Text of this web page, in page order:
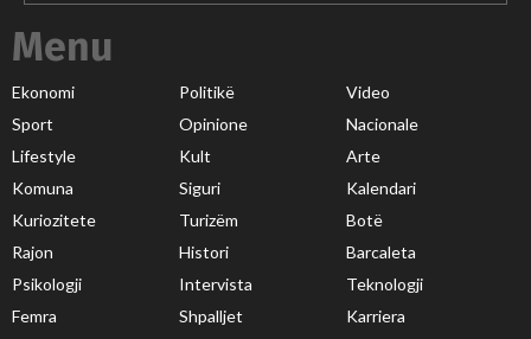
Menu
Ekonomi Politikë
Video
Sport
Opinione
Nacionale
Lifestyle
Kult
Arte
Komuna
Siguri
Kalendari
Kuriozitete
Turizëm
Botë
Rajon
Histori
Barcaleta
Psikologji
Intervista
Teknologji
Femra
Shpalljet Karriera